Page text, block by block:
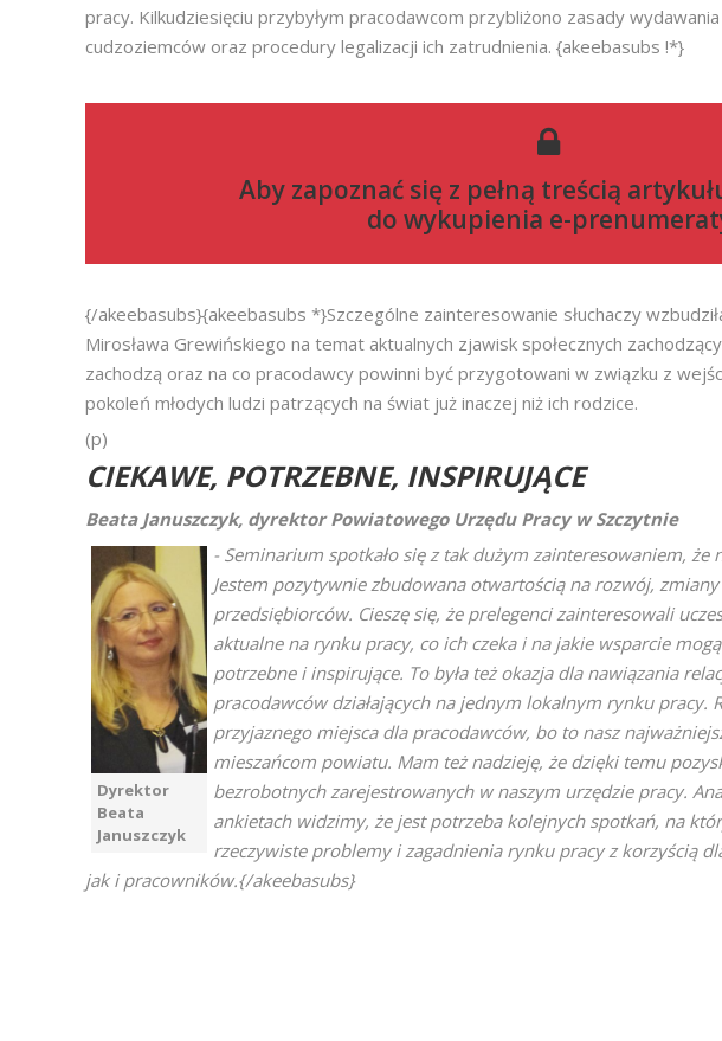
pracy. Kilkudziesięciu przybyłym pracodawcom przybliżono zasady
cudzoziemców oraz procedury legalizacji ich zatrudnienia. {akeebasubs !*}
Aby zapoznać się z pełną treścią
do wykupienia e-
{/akeebasubs}{akeebasubs *}Szczególne zainteresowanie słuchaczy
Mirosława Grewińskiego na temat aktualnych zjawisk społecznych
zachodzą oraz na co pracodawcy powinni być przygotowani w związku z
pokoleń młodych ludzi patrzących na świat już inaczej niż ich rodzice.
(p)
CIEKAWE, POTRZEBNE, INSPIRUJĄCE
Beata Januszczyk, dyrektor Powiatowego Urzędu Pracy w Szczytnie
Dyrektor
Beata
Januszczyk
- Seminarium spotkało się z tak dużym zainteresowaniem, że
Jestem pozytywnie zbudowana otwartością na rozwój, zmiany
przedsiębiorców. Cieszę się, że prelegenci zainteresowali
aktualne na rynku pracy, co ich czeka i na jakie wsparcie
potrzebne i inspirujące. To była też okazja dla nawiązania
pracodawców działających na jednym lokalnym rynku pracy.
przyjaznego miejsca dla pracodawców, bo to nasz
mieszańcom powiatu. Mam też nadzieję, że dzięki temu
bezrobotnych zarejestrowanych w naszym urzędzie pracy.
ankietach widzimy, że jest potrzeba kolejnych spotkań, na
rzeczywiste problemy i zagadnienia rynku pracy z korzyścią
jak i pracowników.{/akeebasubs}